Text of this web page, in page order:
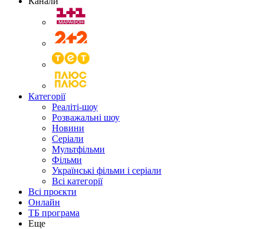
Категорії
Реаліті-шоу
Розважальні шоу
Новини
Серіали
Мультфільми
Фільми
Українські фільми і серіали
Всі категорії
Всі проєкти
Онлайн
ТБ програма
Еще